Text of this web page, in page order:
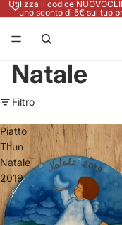
Utilizza il codice
uno sconto di 5€ sul tuo
Natale
Filtro
Piatto
Thun
Natale
2019